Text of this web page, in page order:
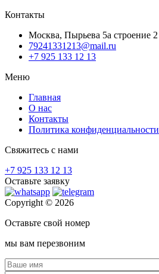
Контакты
Москва, Пырьева 5а строение 2
79241331213@mail.ru
+7 925 133 12 13
Меню
Главная
О нас
Контакты
Политика конфиденциальности
Свяжитесь с нами
+7 925 133 12 13
Оставьте заявку
Copyright © 2026
Оставьте свой номер
мы вам перезвоним